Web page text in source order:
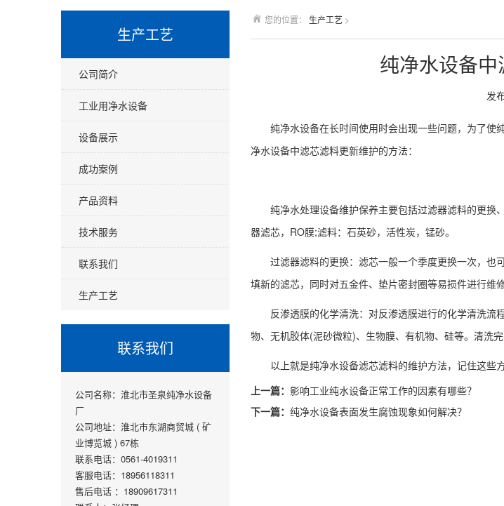
生产工艺
公司简介
工业用净水设备
设备展示
成功案例
产品资料
技术服务
联系我们
生产工艺
联系我们
公司名称：淮北市圣泉纯净水设备
厂
公司地址：淮北市东湖商贸城 ( 矿
业博览城 ) 67栋
联系电话：0561-4019311
客服电话：18956118311
售后电话 ：18909617311
您的位置： 生产工艺 >
纯净水设备中
发
纯净水设备在长时间使用时会出现一些问题，为了
净水设备中滤芯滤料更新维护的方法：
纯净水处理设备维护保养主要包括过滤器滤料的更
器滤芯，RO膜;滤料：石英砂，活性炭，锰砂。
过滤器滤料的更换：滤芯一般一个季度更换一次，
填新的滤芯，同时对五金件、垫片密封圈等易损件进行维修
反渗透膜的化学清洗：对反渗透膜进行的化学清洗
物、无机胶体(泥砂微粒)、生物膜、有机物、硅等。清洗
以上就是纯净水设备滤芯滤料的维护方法，记住这些
上一篇： 影响工业纯水设备正常工作的因素有哪些？
下一篇： 纯净水设备表面发生腐蚀现象如何解决？